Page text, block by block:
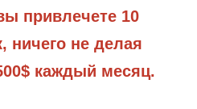
привлечете 10
ничего не делая
каждый месяц.